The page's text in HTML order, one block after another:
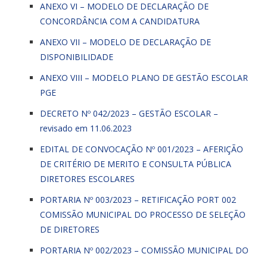
ANEXO VI – MODELO DE DECLARAÇÃO DE
CONCORDÂNCIA COM A CANDIDATURA
ANEXO VII – MODELO DE DECLARAÇÃO DE
DISPONIBILIDADE
ANEXO VIII – MODELO PLANO DE GESTÃO ESCOLAR
PGE
DECRETO Nº 042/2023 – GESTÃO ESCOLAR –
revisado em 11.06.2023
EDITAL DE CONVOCAÇÃO Nº 001/2023 – AFERIÇÃO
DE CRITÉRIO DE MERITO E CONSULTA PÚBLICA
DIRETORES ESCOLARES
PORTARIA Nº 003/2023 – RETIFICAÇÃO PORT 002
COMISSÃO MUNICIPAL DO PROCESSO DE SELEÇÃO
DE DIRETORES
PORTARIA Nº 002/2023 – COMISSÃO MUNICIPAL DO